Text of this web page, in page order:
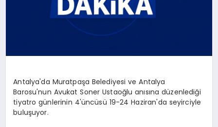
Antalya'da Muratpaşa Belediyesi ve Antalya
Barosu'nun Avukat Soner Ustaoğlu anısına düzenlediği
tiyatro günlerinin 4'üncüsü 19-24 Haziran'da seyirciyle
buluşuyor.